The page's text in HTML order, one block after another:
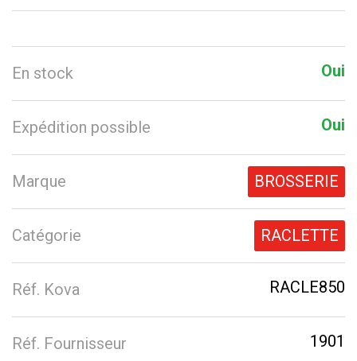
En stock Oui
Expédition possible Oui
Marque BROSSERIE
Catégorie RACLETTE
Réf. Kova RACLE850
Réf. Fournisseur 1901